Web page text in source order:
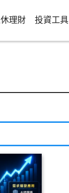
理財 投資工具